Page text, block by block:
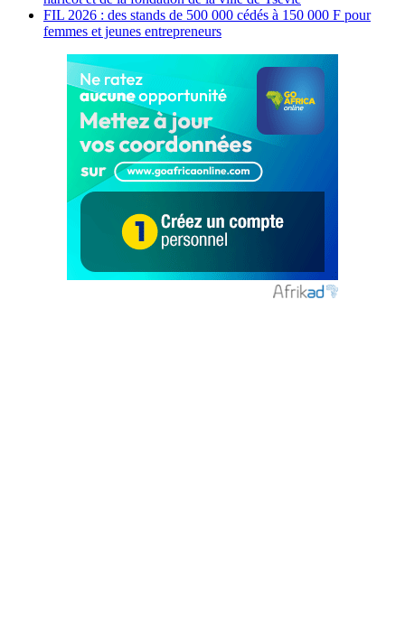
FIL 2026 : des stands de 500 000 cédés à 150 000 F pour
femmes et jeunes entrepreneurs